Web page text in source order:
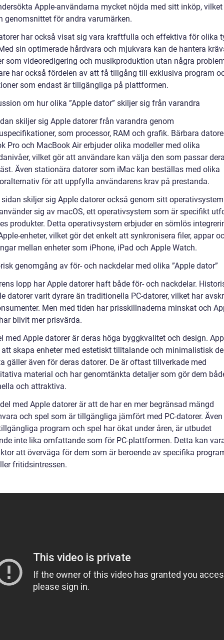
Apple-användarna mycket nöjda med sitt inköp, vilket
genomsnittet för andra varumärken.
har också visat sig vara kraftfulla och effektiva för olika
sin optimerade hårdvara och mjukvara kan de hantera
som videoredigering och musikproduktion utan några
har också fördelen av att få tillgång till exklusiva program
som endast är tillgängliga på plattformen.
om hur olika ”Apple dator” skiljer sig från varandra
skiljer sig Apple datorer från varandra genom
som processor, RAM och grafik. Bärbara
Pro och MacBook Air erbjuder olika modeller med olika
vilket gör att användare kan välja den som passar
Även stationära datorer som iMac kan beställas med olika
för att uppfylla användarens krav på prestanda.
skiljer sig Apple datorer också genom sitt
sig av macOS, ett operativsystem som är specifikt
produkter. Detta operativsystem erbjuder en sömlös
enheter, vilket gör det enkelt att synkronisera filer, appar
mellan enheter som iPhone, iPad och Apple Watch.
genomgång av för- och nackdelar med olika ”Apple dator”
lopp har Apple datorer haft både för- och nackdelar.
datorer varit dyrare än traditionella PC-datorer, vilket har
Men med tiden har prisskillnaderna minskat och
blivit mer prisvärda.
med Apple datorer är deras höga byggkvalitet och design.
skapa enheter med estetiskt tilltalande och minimalistisk
gäller även för deras datorer. De är oftast tillverkade med
material och har genomtänkta detaljer som gör dem
och attraktiva.
med Apple datorer är att de har en mer begränsad mängd
och spel som är tillgängliga jämfört med PC-datorer.
program och spel har ökat under åren, är utbudet
inte lika omfattande som för PC-plattformen. Detta kan
att överväga för dem som är beroende av specifika
fritidsintressen.